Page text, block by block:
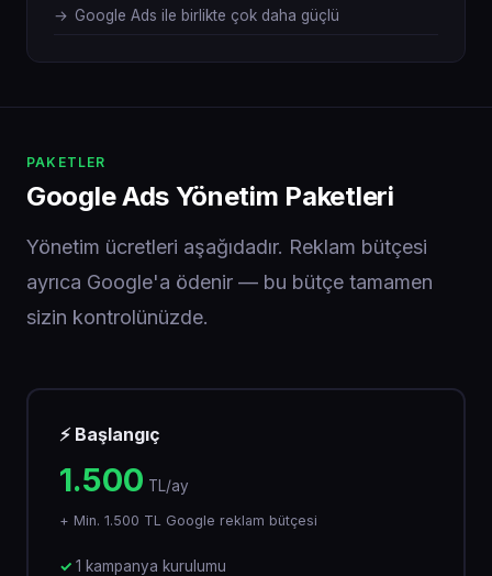
Google Ads ile birlikte çok daha güçlü
PAKETLER
Google Ads Yönetim Paketleri
Yönetim ücretleri aşağıdadır. Reklam bütçesi
ayrıca Google'a ödenir — bu bütçe tamamen
sizin kontrolünüzde.
⚡ Başlangıç
1.500 TL/ay
+ Min. 1.500 TL Google reklam bütçesi
1 kampanya kurulumu